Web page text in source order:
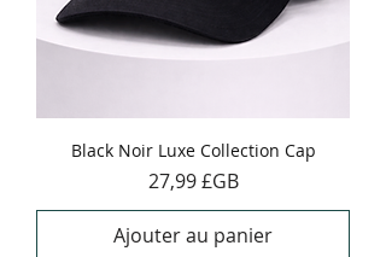
Black Noir Luxe Collection Cap
Prix
27,99 £GB
Ajouter au panier